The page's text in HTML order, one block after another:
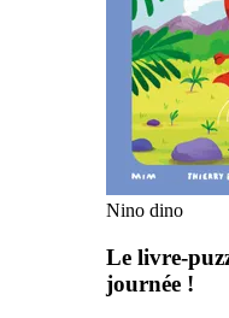
Nino dino
Le livre-
journée !